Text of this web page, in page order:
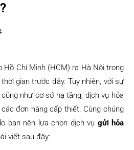
Hồ Chí Minh (HCM) ra Hà Nội trong
gian trước đây. Tuy nhiên, với sự
như cơ sở hạ tầng, dịch vụ hỏa
đơn hàng cấp thiết. Cùng chúng
bạn nên lựa chọn dịch vụ gửi hỏa
viết sau đây: